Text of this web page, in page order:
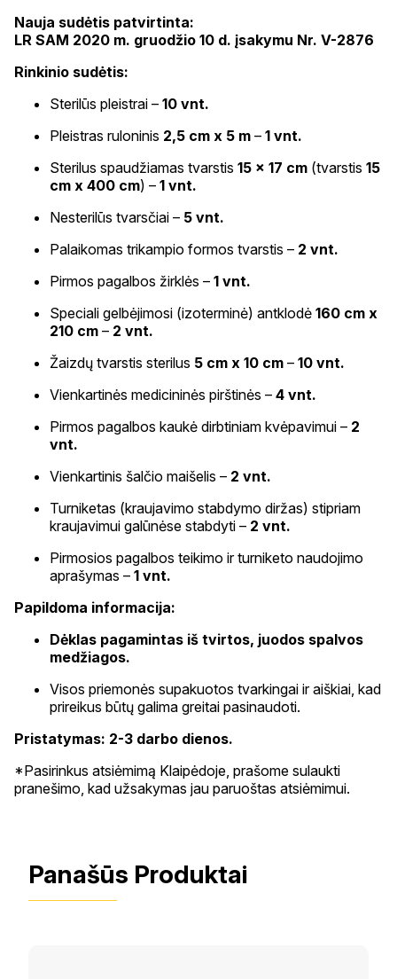
Nauja sudėtis patvirtinta:
LR SAM 2020 m. gruodžio 10 d. įsakymu Nr. V-2876
Rinkinio sudėtis:
Sterilūs pleistrai – 10 vnt.
Pleistras ruloninis 2,5 cm x 5 m – 1 vnt.
Sterilus spaudžiamas tvarstis 15 x 17 cm (tvarstis 15
cm x 400 cm) – 1 vnt.
Nesterilūs tvarsčiai – 5 vnt.
Palaikomas trikampio formos tvarstis – 2 vnt.
Pirmos pagalbos žirklės – 1 vnt.
Speciali gelbėjimosi (izoterminė) antklodė 160 cm x
210 cm – 2 vnt.
Žaizdų tvarstis sterilus 5 cm x 10 cm – 10 vnt.
Vienkartinės medicininės pirštinės – 4 vnt.
Pirmos pagalbos kaukė dirbtiniam kvėpavimui – 2
vnt.
Vienkartinis šalčio maišelis – 2 vnt.
Turniketas (kraujavimo stabdymo diržas) stipriam
kraujavimui galūnėse stabdyti – 2 vnt.
Pirmosios pagalbos teikimo ir turniketo naudojimo
aprašymas – 1 vnt.
Papildoma informacija:
Dėklas pagamintas iš tvirtos, juodos spalvos
medžiagos.
Visos priemonės supakuotos tvarkingai ir aiškiai, kad
prireikus būtų galima greitai pasinaudoti.
Pristatymas: 2-3 darbo dienos.
*Pasirinkus atsiėmimą Klaipėdoje, prašome sulaukti
pranešimo, kad užsakymas jau paruoštas atsiėmimui.
Panašūs Produktai